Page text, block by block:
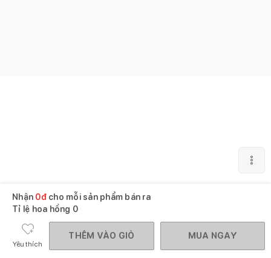
Nhận 0đcho mỗi sản phẩm bán ra
Tỉ lệ hoa hồng 0
Yêu thích
THÊM VÀO GIỎ MUA NGAY